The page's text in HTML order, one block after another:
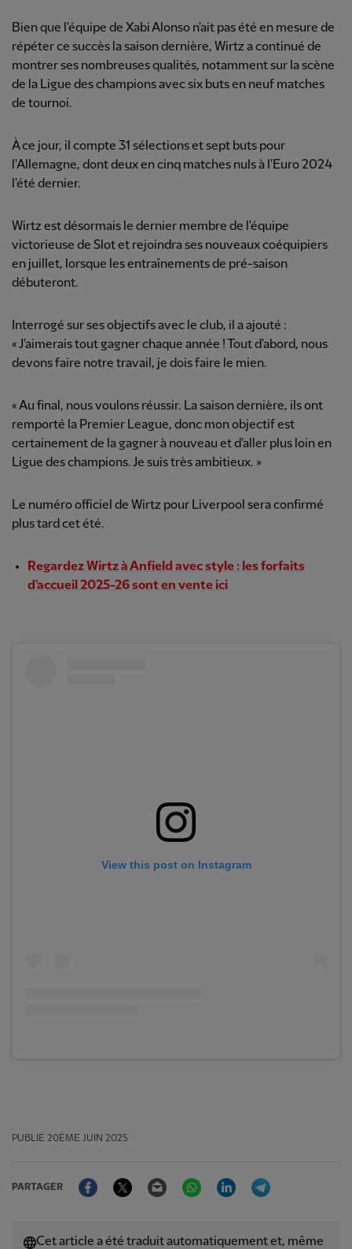
Bien que l'équipe de Xabi Alonso n'ait pas été en mesure de
répéter ce succès la saison dernière, Wirtz a continué de
montrer ses nombreuses qualités, notamment sur la scène
de la Ligue des champions avec six buts en neuf matches
de tournoi.
À ce jour, il compte 31 sélections et sept buts pour
l'Allemagne, dont deux en cinq matches nuls à l'Euro 2024
l'été dernier.
Wirtz est désormais le dernier membre de l'équipe
victorieuse de Slot et rejoindra ses nouveaux coéquipiers
en juillet, lorsque les entraînements de pré-saison
débuteront.
Interrogé sur ses objectifs avec le club, il a ajouté :
« J'aimerais tout gagner chaque année ! Tout d'abord, nous
devons faire notre travail, je dois faire le mien.
« Au final, nous voulons réussir. La saison dernière, ils ont
remporté la Premier League, donc mon objectif est
certainement de la gagner à nouveau et d'aller plus loin en
Ligue des champions. Je suis très ambitieux. »
Le numéro officiel de Wirtz pour Liverpool sera confirmé
plus tard cet été.
Regardez Wirtz à Anfield avec style : les forfaits
d'accueil 2025-26 sont en vente ici
View this post on Instagram
PUBLIÉ 20ÈME JUIN 2025
PARTAGER
FacebookTwitter Email WhatsAppLinkedIn
Cet article a été traduit automatiquement et, même